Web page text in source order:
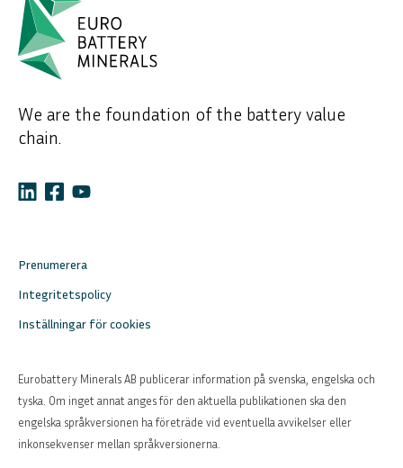
We are the foundation of the battery value
chain.
Prenumerera
Integritetspolicy
Inställningar för cookies
Eurobattery Minerals AB publicerar information på svenska, engelska och
tyska. Om inget annat anges för den aktuella publikationen ska den
engelska språkversionen ha företräde vid eventuella avvikelser eller
inkonsekvenser mellan språkversionerna.